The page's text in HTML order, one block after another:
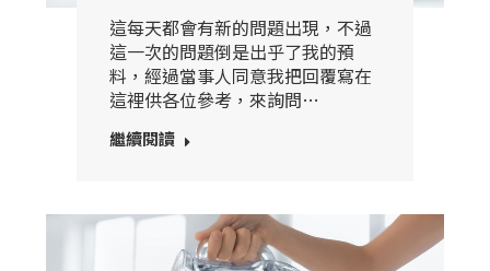
這每天都會有新的問題出現，不過
這一次的問題倒是出乎了我的預
料，經過當事人同意我把回覆寫在
這裡供各位參考，來詢問…
繼續閱讀